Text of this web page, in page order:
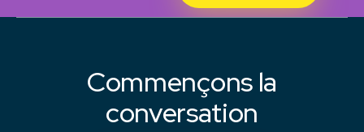
Commençons la
conversation